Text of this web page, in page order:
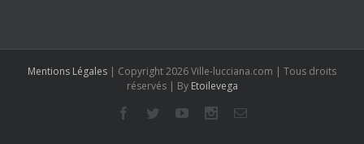
Mentions Légales | Copyright 2026 Ville-lucciana.com | Tous droits
réservés | By Etoilevega
Facebook
TwitterYoutubeInstagram
Email